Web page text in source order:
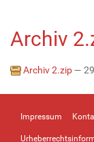
Archiv
Archiv 2.zip—
Impressum